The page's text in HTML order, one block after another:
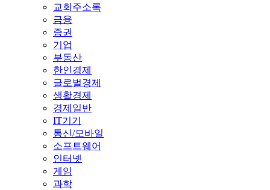
교회주소록
금융
증권
기업
부동산
한인경제
글로벌경제
생활경제
경제일반
IT기기
통신/모바일
소프트웨어
인터넷
게임
과학